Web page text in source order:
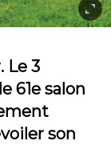
Le 3
61e salon
son